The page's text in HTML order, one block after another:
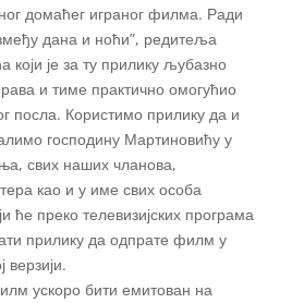
домаћег играног филма. Ради
дана и ноћи”, редитеља
је за ту прилику љубазно
и тиме практично омогућио
посла. Користимо прилику да и
господину Мартиновићу у
свих наших чланова,
као и у име свих особа
ће преко телевизијских програма
прилику да одпрате филм у
ускоро бити емитован на